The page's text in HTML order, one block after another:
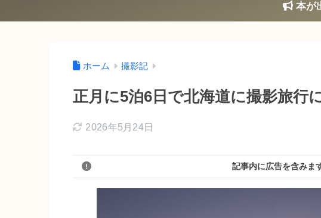
本が
ホーム 撮影記
正月に5泊6日で北海道に撮影旅行
2026年5月24日
記事内に広告を含みま